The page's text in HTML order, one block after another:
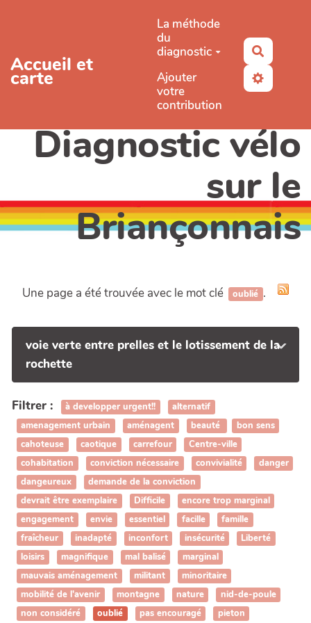
Accueil et
carte
La méthode
du
diagnostic
Ajouter
votre
contribution
Diagnostic vélo
sur le
Briançonnais
Une page a été trouvée avec le mot clé oublié .
voie verte entre prelles et le lotissement de la
rochette
Filtrer : à developper urgent!!
alternatif
amenagement urbain
aménagent beauté
bon sens
cahoteuse
caotique carrefour
Centre-ville
cohabitation
conviction nécessaire convivialité
danger
dangeureux
demande de la conviction
devrait être exemplaire
Difficile
encore trop marginal
engagement
envie essentiel facille
famille
fraîcheur
inadapté inconfort insécurité
Liberté
loisirs
magnifique mal balisé
marginal
mauvais aménagement
militant
minoritaire
mobilité de l'avenir
montagne nature
nid-de-poule
non considéré
oublié pas encouragé pieton